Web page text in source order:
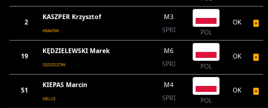
2
KASZPER Krzysztof
KRAKÓW
M3
SPRI
POL
OK
19
KĘDZIELEWSKI Marek
SĘDZISZÓW
M6
SPRI
POL
OK
51
KIEPAS Marcin
KIELCE
M4
SPRI
POL
OK